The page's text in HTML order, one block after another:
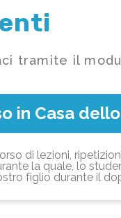
tramite il
in Casa
di lezioni,
la quale, lo
figlio durante il